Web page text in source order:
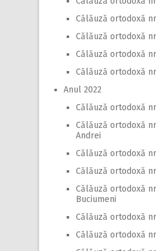
Călăuză ortodoxă
Călăuză ortodoxă
Călăuză ortodoxă
Călăuză ortodoxă
Anul 2022
Călăuză ortodoxă
Călăuză ortodoxă
Andrei
Călăuză ortodoxă
Călăuză ortodoxă
Călăuză ortodoxă
Buciumeni
Călăuză ortodoxă
Călăuză ortodoxă